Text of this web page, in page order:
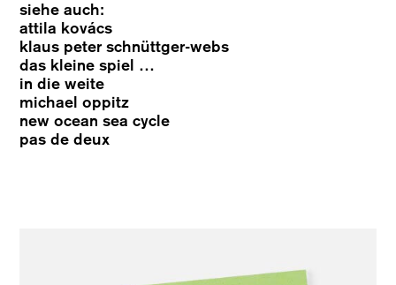
siehe auch:
attila kovács
klaus peter schnüttger-webs
das kleine spiel …
in die weite
michael oppitz
new ocean sea cycle
pas de deux